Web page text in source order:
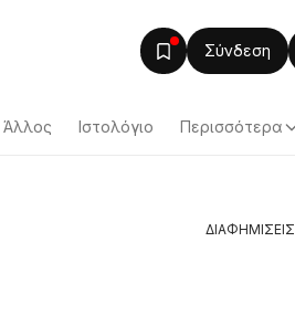
Σύνδεση
Άλλος Ιστολόγιο Περισσότερα
ΔΙΑΦΗΜΙΣΕΙΣ